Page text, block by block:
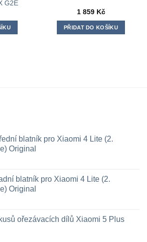
G2E
1 859 Kč
PŘIDAT DO KOŠÍKU
blatník pro Xiaomi 4 Lite (2.
Original
blatník pro Xiaomi 4 Lite (2.
Original
ořezávacích dílů Xiaomi 5 Plus